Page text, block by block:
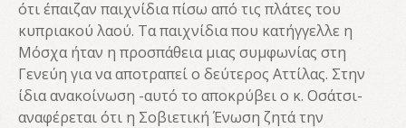
ότι έπαιζαν παιχνίδια πίσω από τις πλάτες του
κυπριακού λαού. Τα παιχνίδια που κατήγγελλε η
Μόσχα ήταν η προσπάθεια μιας συμφωνίας στη
Γενεύη για να αποτραπεί ο δεύτερος Αττίλας. Στην
ίδια ανακοίνωση -αυτό το αποκρύβει ο κ. Οσάτσι-
αναφέρεται ότι η Σοβιετική Ένωση ζητά την